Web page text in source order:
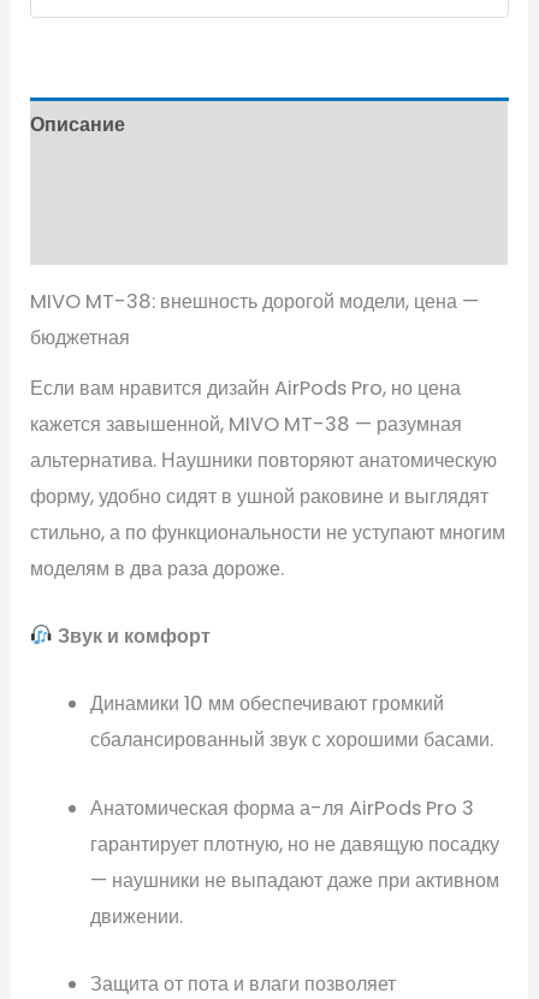
Описание
MIVO MT-38: внешность дорогой модели, цена —
бюджетная
Если вам нравится дизайн AirPods Pro, но цена
кажется завышенной, MIVO MT-38 — разумная
альтернатива. Наушники повторяют анатомическую
форму, удобно сидят в ушной раковине и выглядят
стильно, а по функциональности не уступают многим
моделям в два раза дороже.
Звук и комфорт
Динамики 10 мм обеспечивают громкий
сбалансированный звук с хорошими басами.
Анатомическая форма а-ля AirPods Pro 3
гарантирует плотную, но не давящую посадку
— наушники не выпадают даже при активном
движении.
Защита от пота и влаги позволяет